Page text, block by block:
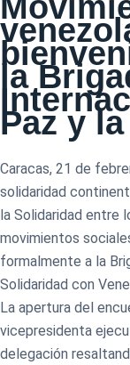
la
Paz y
Caracas, 21 de
solidaridad
la Solidaridad entre
movimientos
formalmente a la
Solidaridad con
La apertura del
vicepresidenta
delegación